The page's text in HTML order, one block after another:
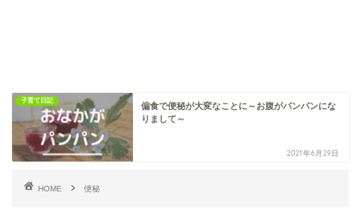
子育て日記
偏食で便秘が大変なことに～お腹がパンパンにな
りまして～
2021年6月29日
HOME 便秘